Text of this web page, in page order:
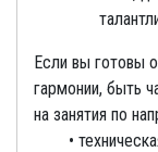
Если вы готовы
гармонии, быть
на занятия по
•